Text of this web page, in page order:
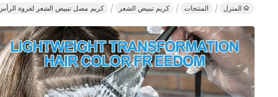
المنزل المنتجات كريم تبييض الشعر كريم مصل تبييض الشعر لفروة الرأس